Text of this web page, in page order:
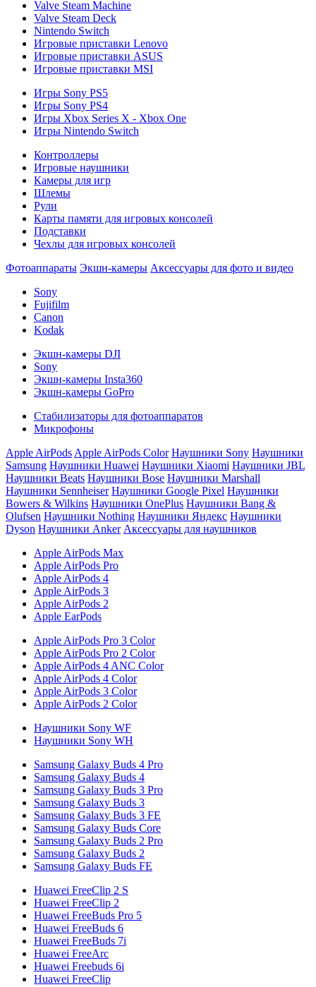
Valve Steam Machine
Valve Steam Deck
Nintendo Switch
Игровые приставки Lenovo
Игровые приставки ASUS
Игровые приставки MSI
Игры Sony PS5
Игры Sony PS4
Игры Xbox Series X - Xbox One
Игры Nintendo Switch
Контроллеры
Игровые наушники
Камеры для игр
Шлемы
Рули
Карты памяти для игровых консолей
Подставки
Чехлы для игровых консолей
Фотоаппараты Экшн-камеры Аксессуары для фото и видео
Sony
Fujifilm
Canon
Kodak
Экшн-камеры DJI
Sony
Экшн-камеры Insta360
Экшн-камеры GoPro
Стабилизаторы для фотоаппаратов
Микрофоны
Apple AirPods Apple AirPods Color Наушники Sony Наушники
Samsung Наушники Huawei Наушники Xiaomi Наушники JBL
Наушники Beats Наушники Bose Наушники Marshall
Наушники Sennheiser Наушники Google Pixel Наушники
Bowers & Wilkins Наушники OnePlus Наушники Bang &
Olufsen Наушники Nothing Наушники Яндекс Наушники
Dyson Наушники Anker Аксессуары для наушников
Apple AirPods Max
Apple AirPods Pro
Apple AirPods 4
Apple AirPods 3
Apple AirPods 2
Apple EarPods
Apple AirPods Pro 3 Color
Apple AirPods Pro 2 Color
Apple AirPods 4 ANC Color
Apple AirPods 4 Color
Apple AirPods 3 Color
Apple AirPods 2 Color
Наушники Sony WF
Наушники Sony WH
Samsung Galaxy Buds 4 Pro
Samsung Galaxy Buds 4
Samsung Galaxy Buds 3 Pro
Samsung Galaxy Buds 3
Samsung Galaxy Buds 3 FE
Samsung Galaxy Buds Core
Samsung Galaxy Buds 2 Pro
Samsung Galaxy Buds 2
Samsung Galaxy Buds FE
Huawei FreeClip 2 S
Huawei FreeClip 2
Huawei FreeBuds Pro 5
Huawei FreeBuds 6
Huawei FreeBuds 7i
Huawei FreeArc
Huawei Freebuds 6i
Huawei FreeClip